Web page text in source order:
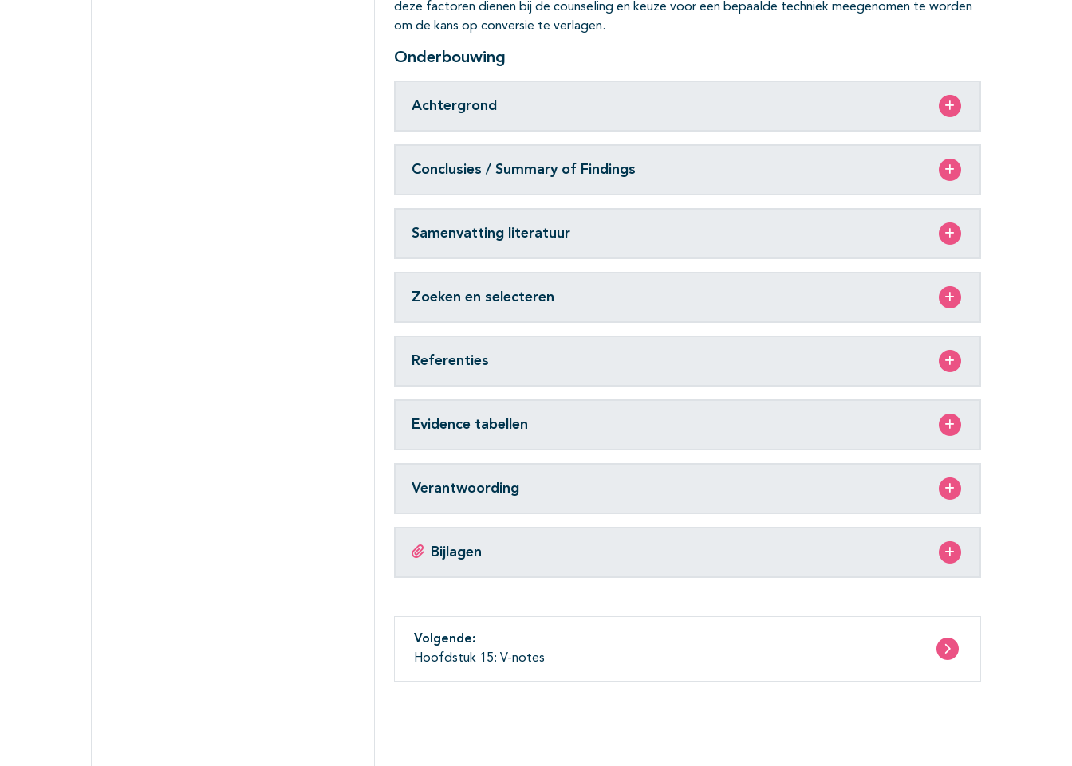
deze factoren dienen bij de counseling en keuze voor een bepaalde techniek meegenomen te worden
om de kans op conversie te verlagen.
Onderbouwing
Achtergrond
Conclusies / Summary of Findings
Samenvatting literatuur
Zoeken en selecteren
Referenties
Evidence tabellen
Verantwoording
Bijlagen
Volgende:
Hoofdstuk 15: V-notes